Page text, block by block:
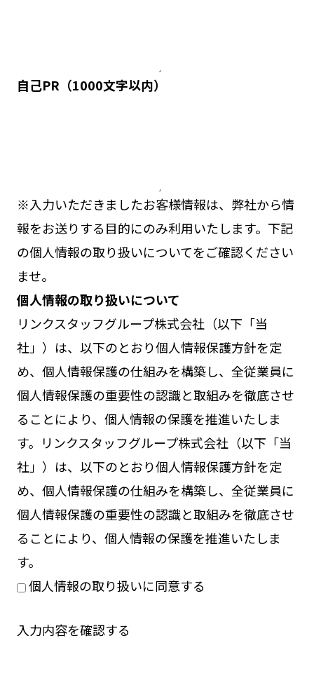
自己PR （1000文字以内）
※入力いただきましたお客様情報は、弊社から情
報をお送りする目的にのみ利用いたします。下記
の個人情報の取り扱いについてをご確認ください
ませ。
個人情報の取り扱いについて
リンクスタッフグループ株式会社（以下「当
社」）は、以下のとおり個人情報保護方針を定
め、個人情報保護の仕組みを構築し、全従業員に
個人情報保護の重要性の認識と取組みを徹底させ
ることにより、個人情報の保護を推進いたしま
す。リンクスタッフグループ株式会社（以下「当
社」）は、以下のとおり個人情報保護方針を定
め、個人情報保護の仕組みを構築し、全従業員に
個人情報保護の重要性の認識と取組みを徹底させ
ることにより、個人情報の保護を推進いたしま
す。
個人情報の取り扱いに同意する
入力内容を確認する